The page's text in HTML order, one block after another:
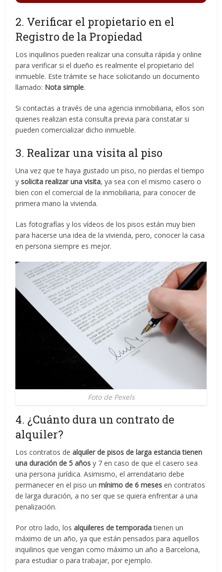
2. Verificar el propietario en el
Registro de la Propiedad
Los inquilinos pueden realizar una consulta rápida y online
para verificar si el dueño es realmente el propietario del
inmueble. Este trámite se hace solicitando un documento
llamado: Nota simple.
Si contactas a través de una agencia inmobiliaria, ellos son
quienes realizan esta consulta previa para constatar si
pueden comercializar dicho inmueble.
3. Realizar una visita al piso
Una vez que te haya gustado un piso, no pierdas el tiempo
ysolicita realizar una visita, ya sea con el mismo casero o
bien con el comercial de la inmobiliaria, para conocer de
primera mano la vivienda.
Las fotografías y los vídeos de los pisos están muy bien
para hacerse una idea de la vivienda, pero, conocer la casa
en persona siempre es mejor.
Foto de Pexels
4. ¿Cuánto dura un contrato de
alquiler?
Los contratos dealquiler de pisos de larga estancia tienen
una duración de 5 años y 7 en caso de que el casero sea
una persona jurídica. Asimismo, el arrendatario debe
permanecer en el piso unmínimo de 6 meses en contratos
de larga duración, a no ser que se quiera enfrentar a una
penalización.
Por otro lado, los alquileres de temporadatienen un
máximo de un año, ya que están pensados para aquellos
inquilinos que vengan como máximo un año a Barcelona,
para estudiar o para trabajar, por ejemplo.